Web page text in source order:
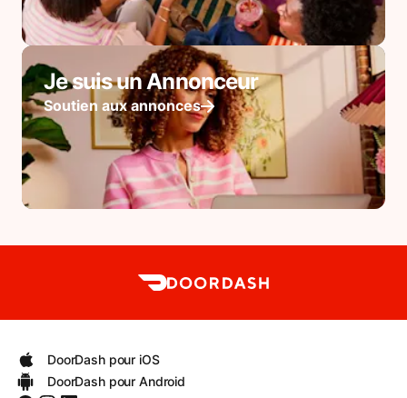
Je suis un Annonceur
Soutien aux annonces
DoorDash pour iOS
DoorDash pour Android